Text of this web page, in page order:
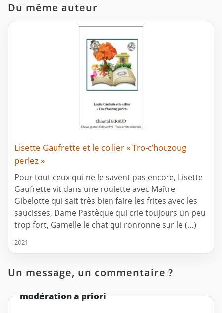
Du même auteur
Lisette Gaufrette et le collier « Tro-c’houzoug
perlez »
Pour tout ceux qui ne le savent pas encore, Lisette
Gaufrette vit dans une roulette avec Maître
Gibelotte qui sait très bien faire les frites avec les
saucisses, Dame Pastèque qui crie toujours un peu
trop fort, Gamelle le chat qui ronronne sur le (…)
2021
Un message, un commentaire ?
modération a priori